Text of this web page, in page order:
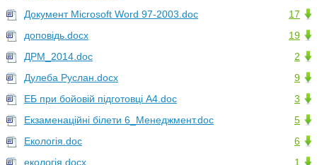
17
Документ Microsoft Word 97-2003.doc
19
доповідь.docx
2
ДРМ_2014.doc
9
Дулеба Руслан.docx
3
ЕБ при бойовій підготовці А4.doc
5
Екзаменаційні білети 6_Менеджмент.doc
6
Екологія.doc
1
екологія.docx